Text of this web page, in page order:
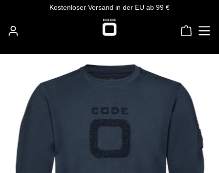
Zum Hauptinhalt springenKostenloser Versand in der EU ab 99 €